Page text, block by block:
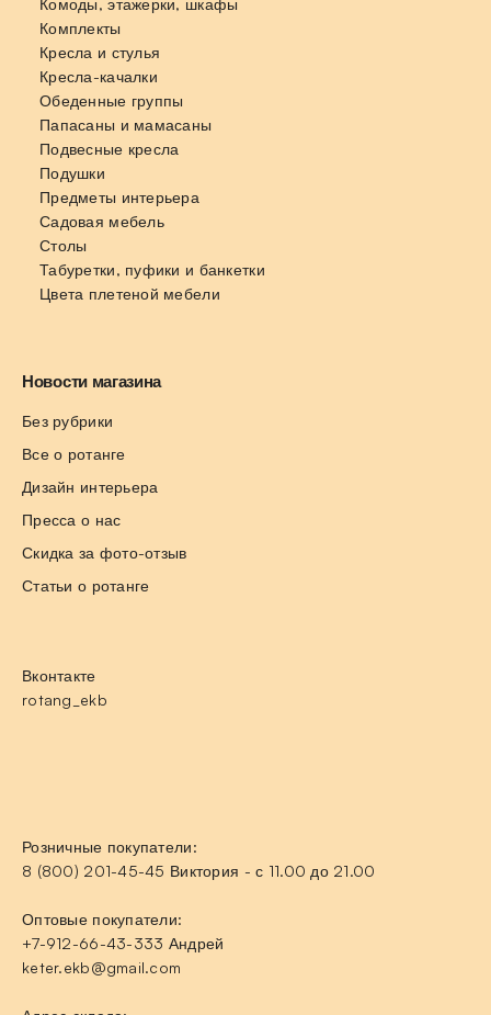
Комоды, этажерки, шкафы
Комплекты
Кресла и стулья
Кресла-качалки
Обеденные группы
Папасаны и мамасаны
Подвесные кресла
Подушки
Предметы интерьера
Садовая мебель
Столы
Табуретки, пуфики и банкетки
Цвета плетеной мебели
Новости магазина
Без рубрики
Все о ротанге
Дизайн интерьера
Пресса о нас
Скидка за фото-отзыв
Статьи о ротанге
Вконтакте
rotang_ekb
Розничные покупатели:
8 (800) 201-45-45 Виктория - с 11.00 до 21.00
Оптовые покупатели:
+7-912-66-43-333 Андрей
keter.ekb@gmail.com